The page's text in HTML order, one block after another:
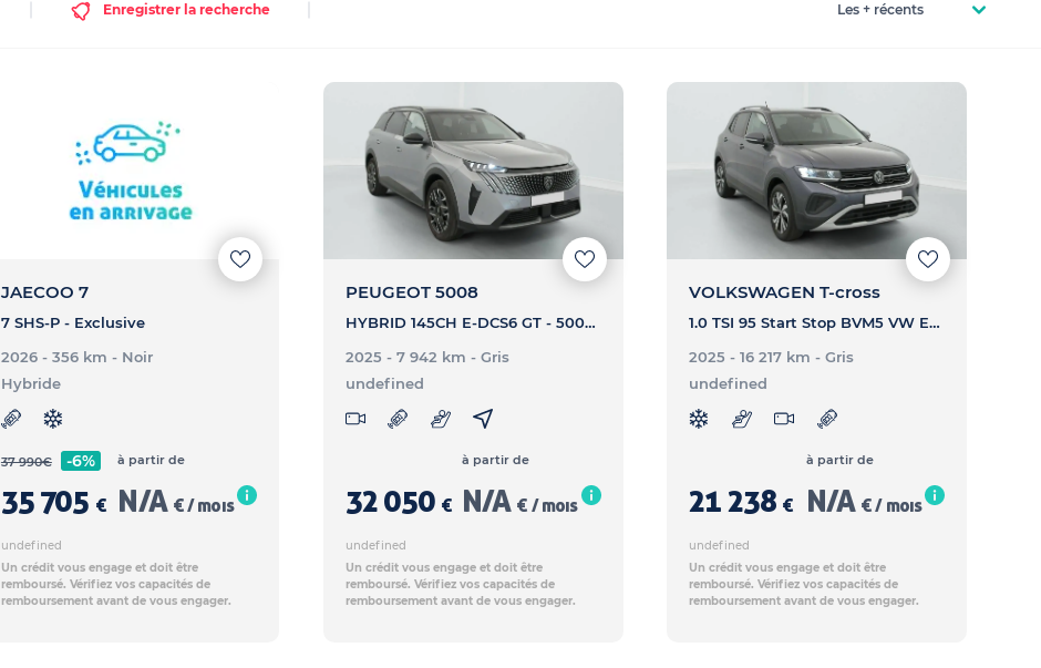
Enregistrer la recherche
JAECOO 7
7 SHS-P - Exclusive
2026 - 356 km - Noir
Hybride
37 990€ -6%
35 705 €
à partir de
N/A € / mois
undefined
Un crédit vous engage et doit être
remboursé. Vérifiez vos capacités de
remboursement avant de vous engager.
PEUGEOT 5008
HYBRID 145CH E-DCS6 GT - 5008 HYBRID 145CH E-DCS6 GT
2025 - 7 942 km - Gris
undefined
32 050 €
à partir de
N/A € / mois
undefined
Un crédit vous engage et doit être
remboursé. Vérifiez vos capacités de
remboursement avant de vous engager.
VOLKSWAGEN T-cross
1.0 TSI 95 Start Stop BVM5 VW Edition - T-CROSS 1.0 TSI 95 Start Stop BVM5 VW Edition
2025 - 16 217 km- Gris
undefined
21 238 €
à partir de
N/A € / mois
undefined
Un crédit vous engage et doit être
remboursé. Vérifiez vos capacités de
remboursement avant de vous engager.